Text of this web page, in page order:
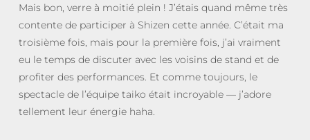
Mais bon, verre à moitié plein ! J’étais quand même très
contente de participer à Shizen cette année. C’était ma
troisième fois, mais pour la première fois, j’ai vraiment
eu le temps de discuter avec les voisins de stand et de
profiter des performances. Et comme toujours, le
spectacle de l’équipe taiko était incroyable — j’adore
tellement leur énergie haha.